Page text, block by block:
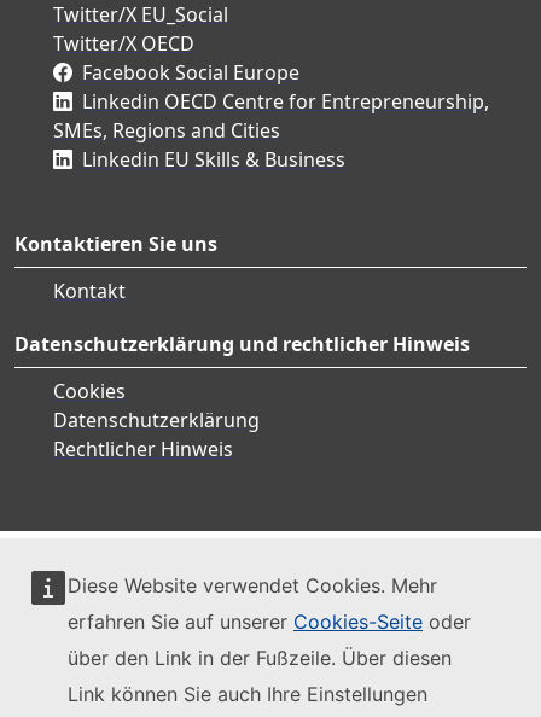
Diese Website verwendet Cookies. Mehr
erfahren Sie auf unserer Cookies-Seite oder
über den Link in der Fußzeile. Über diesen
Link können Sie auch Ihre Einstellungen
Twitter/X EU_Social
Twitter/X OECD
Facebook Social Europe
Linkedin OECD Centre for Entrepreneurship,
SMEs, Regions and Cities
Linkedin EU Skills & Business
Kontaktieren Sie uns
Kontakt
Datenschutzerklärung und rechtlicher Hinweis
Cookies
Datenschutzerklärung
Rechtlicher Hinweis